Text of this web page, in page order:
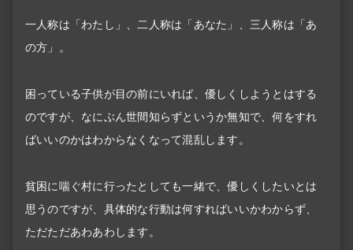
一人称は「わたし」、二人称は「あなた」、三人称は「あ
の方」。
困っている子供が目の前にいれば、優しくしようとはする
のですが、なにぶん世間知らずというか無知で、何をすれ
ばいいのかはわからなくなって混乱します。
貧困に喘ぐ村に行ったとしても一緒で、優しくしたいとは
思うのですが、具体的な行動は何すればいいかわからず、
ただただあわあわします。